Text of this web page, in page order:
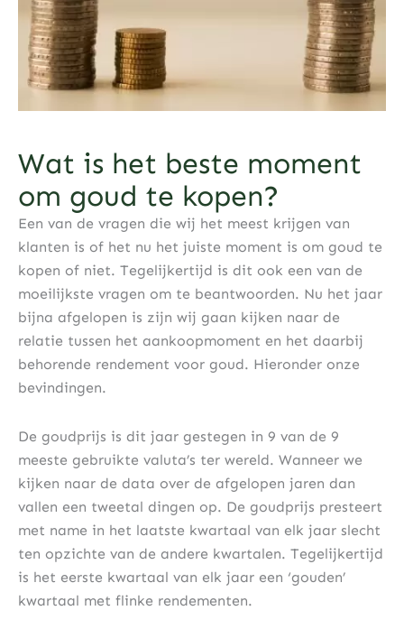
Wat is het beste moment
om goud te kopen?
Een van de vragen die wij het meest krijgen van
klanten is of het nu het juiste moment is om goud te
kopen of niet. Tegelijkertijd is dit ook een van de
moeilijkste vragen om te beantwoorden. Nu het jaar
bijna afgelopen is zijn wij gaan kijken naar de
relatie tussen het aankoopmoment en het daarbij
behorende rendement voor goud. Hieronder onze
bevindingen.
De goudprijs is dit jaar gestegen in 9 van de 9
meeste gebruikte valuta’s ter wereld. Wanneer we
kijken naar de data over de afgelopen jaren dan
vallen een tweetal dingen op. De goudprijs presteert
met name in het laatste kwartaal van elk jaar slecht
ten opzichte van de andere kwartalen. Tegelijkertijd
is het eerste kwartaal van elk jaar een ‘gouden’
kwartaal met flinke rendementen.